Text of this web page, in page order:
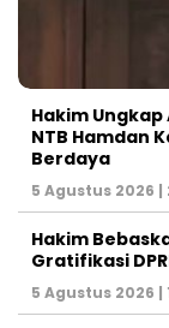
Hakim Ungkap
NTB Hamdan
Berdaya
5 Agustus 2026 |
Hakim
Gratifikasi
5 Agustus 2026 |